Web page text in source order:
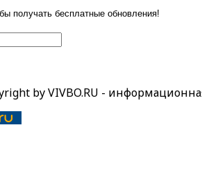
получать бесплатные обновления!
by VIVBO.RU -